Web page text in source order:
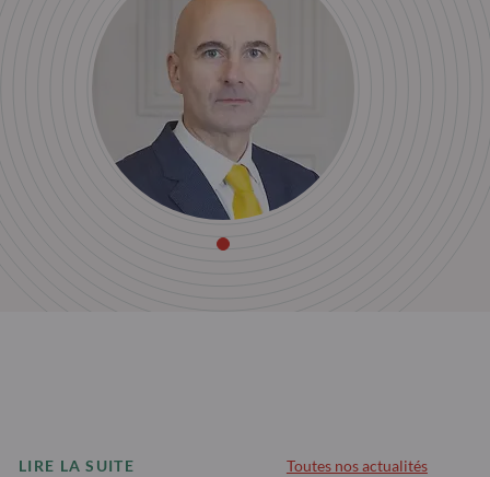
LIRE LA SUITE Toutes nos actualités